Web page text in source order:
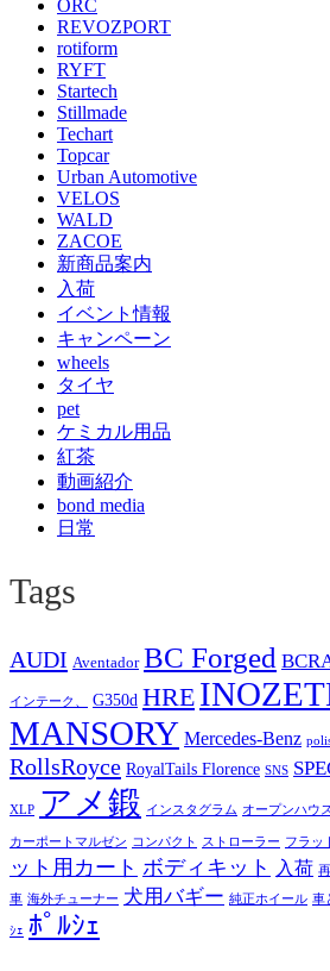
ORC
REVOZPORT
rotiform
RYFT
Startech
Stillmade
Techart
Topcar
Urban Automotive
VELOS
WALD
ZACOE
新商品案内
入荷
イベント情報
キャンペーン
wheels
タイヤ
pet
ケミカル用品
紅茶
動画紹介
bond media
日常
Tags
AUDI Aventador BC Forged
インテーク、 G350d HRE
MANSORY Mercedes-Benz
RollsRoyce RoyalTails Florence SNS
XLP アメ鍛 インスタグラム オープンハウス
カーポートマルゼン コンパクト ストローラー フラッ
ット用カート ボディキット 入荷
車 海外チューナー 犬用バギー 純正ホイール 車
ｼｪ ﾎﾟﾙｼｪ